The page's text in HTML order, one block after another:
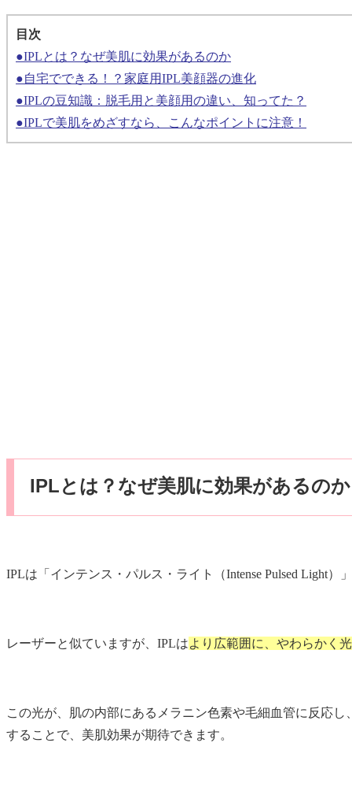
目次
●IPLとは？なぜ美肌に効果があるのか
●自宅でできる！？家庭用IPL美顔器の進化
●IPLの豆知識：脱毛用と美顔用の違い、知ってた？
●IPLで美肌をめざすなら、こんなポイントに注意！
IPLとは？なぜ美肌に効果があるのか
IPLは「インテンス・パルス・ライト（Intense Pulsed Light）
レーザーと似ていますが、IPLはより広範囲に、やわらかく
この光が、肌の内部にあるメラニン色素や毛細血管に反応し
することで、美肌効果が期待できます。